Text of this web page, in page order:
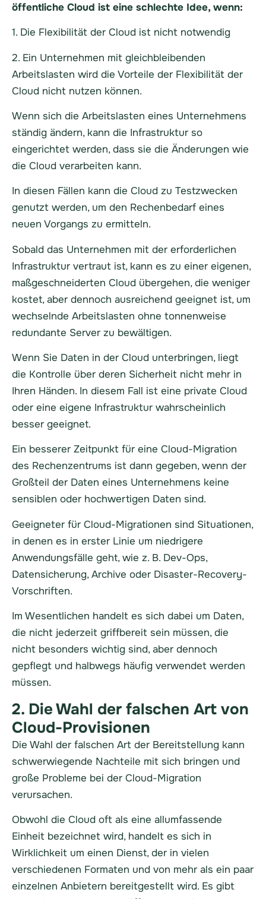
öffentliche Cloud ist eine schlechte Idee, wenn:
1. Die Flexibilität der Cloud ist nicht notwendig
2. Ein Unternehmen mit gleichbleibenden
Arbeitslasten wird die Vorteile der Flexibilität der
Cloud nicht nutzen können.
Wenn sich die Arbeitslasten eines Unternehmens
ständig ändern, kann die Infrastruktur so
eingerichtet werden, dass sie die Änderungen wie
die Cloud verarbeiten kann.
In diesen Fällen kann die Cloud zu Testzwecken
genutzt werden, um den Rechenbedarf eines
neuen Vorgangs zu ermitteln.
Sobald das Unternehmen mit der erforderlichen
Infrastruktur vertraut ist, kann es zu einer eigenen,
maßgeschneiderten Cloud übergehen, die weniger
kostet, aber dennoch ausreichend geeignet ist, um
wechselnde Arbeitslasten ohne tonnenweise
redundante Server zu bewältigen.
Wenn Sie Daten in der Cloud unterbringen, liegt
die Kontrolle über deren Sicherheit nicht mehr in
Ihren Händen. In diesem Fall ist eine private Cloud
oder eine eigene Infrastruktur wahrscheinlich
besser geeignet.
Ein besserer Zeitpunkt für eine Cloud-Migration
des Rechenzentrums ist dann gegeben, wenn der
Großteil der Daten eines Unternehmens keine
sensiblen oder hochwertigen Daten sind.
Geeigneter für Cloud-Migrationen sind Situationen,
in denen es in erster Linie um niedrigere
Anwendungsfälle geht, wie z. B. Dev-Ops,
Datensicherung, Archive oder Disaster-Recovery-
Vorschriften.
Im Wesentlichen handelt es sich dabei um Daten,
die nicht jederzeit griffbereit sein müssen, die
nicht besonders wichtig sind, aber dennoch
gepflegt und halbwegs häufig verwendet werden
müssen.
2. Die Wahl der falschen Art von
Cloud-Provisionen
Die Wahl der falschen Art der Bereitstellung kann
schwerwiegende Nachteile mit sich bringen und
große Probleme bei der Cloud-Migration
verursachen.
Obwohl die Cloud oft als eine allumfassende
Einheit bezeichnet wird, handelt es sich in
Wirklichkeit um einen Dienst, der in vielen
verschiedenen Formaten und von mehr als ein paar
einzelnen Anbietern bereitgestellt wird. Es gibt